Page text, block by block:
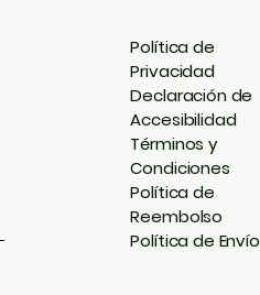
Política de
Privacidad
Declaración de
Accesibilidad
Términos y
Condiciones
Política de
Reembolso
Política de Envío